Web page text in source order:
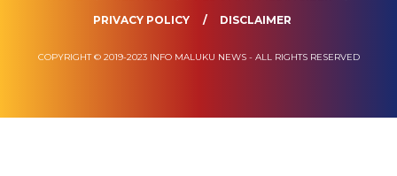
PRIVACY POLICY
DISCLAIMER
COPYRIGHT © 2019-2023 INFO MALUKU NEWS - ALL RIGHTS RESERVED